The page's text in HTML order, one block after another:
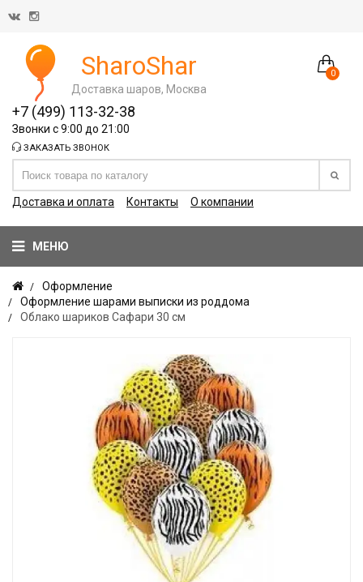
0
SharoShar
Доставка шаров, Москва
+7 (499) 113-32-38
Звонки с 9:00 до 21:00
ЗАКАЗАТЬ ЗВОНОК
Доставка и оплата Контакты О компании
МЕНЮ
Оформление
Оформление шарами выписки из роддома
Облако шариков Сафари 30 см